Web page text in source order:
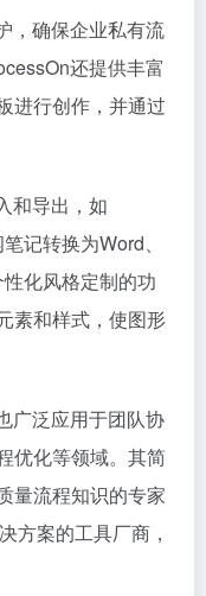
，确保企业私有流
还提供丰富
进行创作，并通过
和导出，如
记转换为Word、
化风格定制的功
素和样式，使图形
广泛应用于团队协
优化等领域。其简
量流程知识的专家
方案的工具厂商，